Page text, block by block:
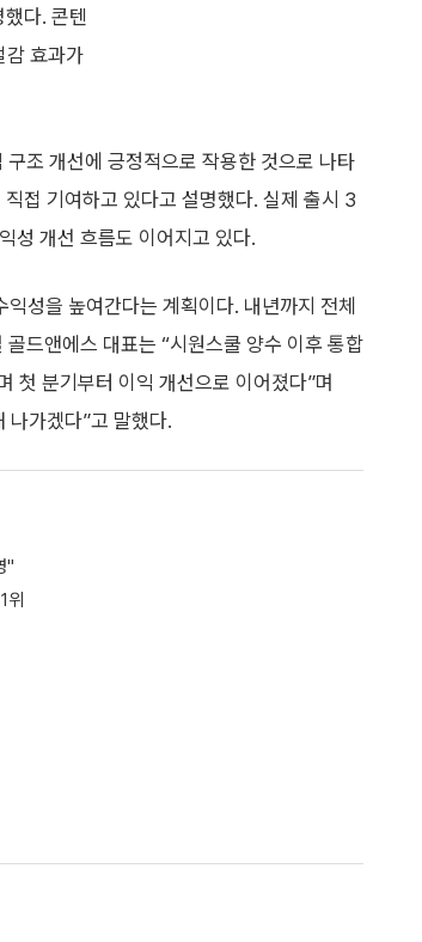
다. 콘텐
감 효과가
조 개선에 긍정적으로 작용한 것으로 나타
접 기여하고 있다고 설명했다. 실제 출시 3
성 개선 흐름도 이어지고 있다.
성을 높여간다는 계획이다. 내년까지 전체
드앤에스 대표는 “시원스쿨 양수 이후 통합
첫 분기부터 이익 개선으로 이어졌다”며
나가겠다”고 말했다.
"
위